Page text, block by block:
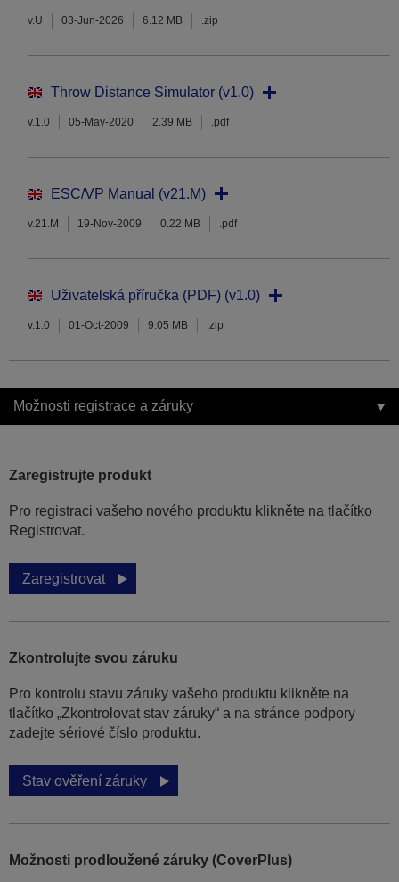
v.U 03-Jun-2026 6.12 MB .zip
Throw Distance Simulator (v1.0)
v.1.0 05-May-2020 2.39 MB .pdf
ESC/VP Manual (v21.M)
v.21.M 19-Nov-2009 0.22 MB .pdf
Uživatelská příručka (PDF) (v1.0)
v.1.0 01-Oct-2009 9.05 MB .zip
Možnosti registrace a záruky
Zaregistrujte produkt
Pro registraci vašeho nového produktu klikněte na tlačítko
Registrovat.
Zaregistrovat
Zkontrolujte svou záruku
Pro kontrolu stavu záruky vašeho produktu klikněte na
tlačítko „Zkontrolovat stav záruky“ a na stránce podpory
zadejte sériové číslo produktu.
Stav ověření záruky
Možnosti prodloužené záruky (CoverPlus)